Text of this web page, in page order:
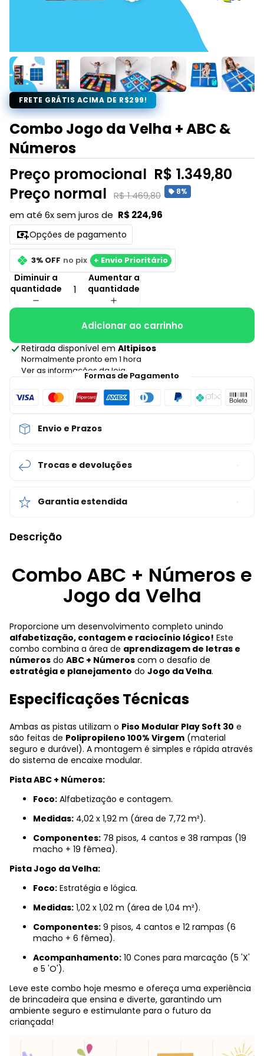
FRETE GRÁTIS ACIMA DE R$299!
Combo Jogo da Velha + ABC &
Números
Preço promocional R$ 1.349,80
Preço normal
R$ 1.469,80 8%
em até 6x sem juros de R$ 224,96
Opções de pagamento
3% OFF no pix + Envio Prioritário
Diminuir a
quantidade
Aumentar a
quantidade
Adicionar ao carrinho
Retirada disponível em Altipisos
Normalmente pronto em 1 hora
Ver as informações da lojaFormas de Pagamento
Envio e Prazos
Trocas e devoluções
Garantia estendida
Descrição
Combo ABC + Números e
Jogo da Velha
Proporcione um desenvolvimento completo unindo
alfabetização, contagem e raciocínio lógico! Este
combo combina a área de aprendizagem de letras e
números do ABC + Números com o desafio de
estratégia e planejamento do Jogo da Velha.
Especificações Técnicas
Ambas as pistas utilizam o Piso Modular Play Soft 30 e
são feitas de Polipropileno 100% Virgem (material
seguro e durável). A montagem é simples e rápida através
do sistema de encaixe modular.
Pista ABC + Números:
Foco: Alfabetização e contagem.
Medidas: 4,02 x 1,92 m (área de 7,72 m²).
Componentes: 78 pisos, 4 cantos e 38 rampas (19
macho + 19 fêmea).
Pista Jogo da Velha:
Foco: Estratégia e lógica.
Medidas: 1,02 x 1,02 m (área de 1,04 m²).
Componentes: 9 pisos, 4 cantos e 12 rampas (6
macho + 6 fêmea).
Acompanhamento: 10 Cones para marcação (5 'X'
e 5 'O').
Leve este combo hoje mesmo e ofereça uma experiência
de brincadeira que ensina e diverte, garantindo um
ambiente seguro e estimulante para o futuro da
criançada!